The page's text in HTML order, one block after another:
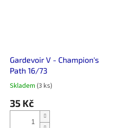
Gardevoir V - Champion's
Path 16/73
Průměrné
produktu
Skladem (3 ks)
35 Kč